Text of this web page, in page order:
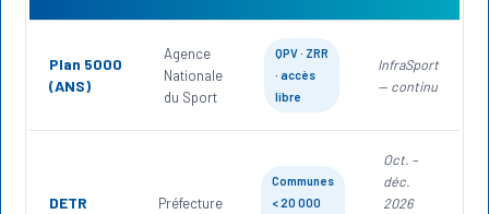
Plan 5000
(ANS)
Agence
Nationale
du Sport
QPV · ZRR
· accès
libre
InfraSport
— continu
DETR Préfecture
Communes
< 20 000
Oct. –
déc.
2026